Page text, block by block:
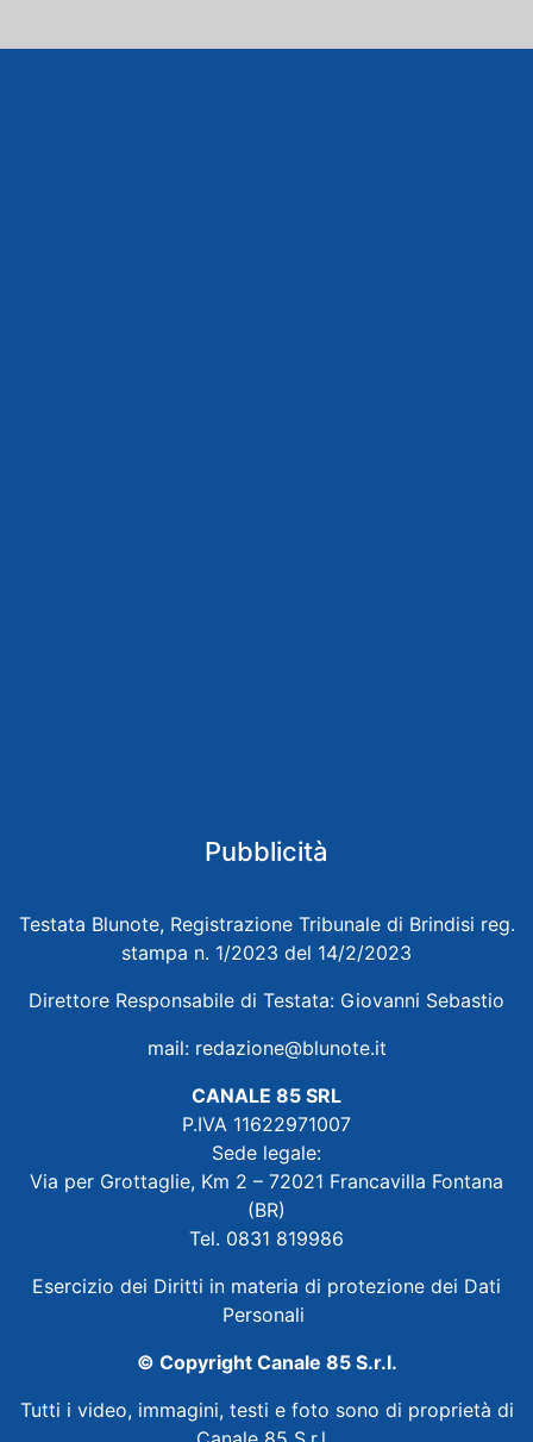
Pubblicità
Testata Blunote, Registrazione Tribunale di Brindisi reg.
stampa n. 1/2023 del 14/2/2023
Direttore Responsabile di Testata: Giovanni Sebastio
mail: redazione@blunote.it
CANALE 85 SRL
P.IVA 11622971007
Sede legale:
Via per Grottaglie, Km 2 – 72021 Francavilla Fontana
(BR)
Tel. 0831 819986
Esercizio dei Diritti in materia di protezione dei Dati
Personali
© Copyright Canale 85 S.r.l.
Tutti i video, immagini, testi e foto sono di proprietà di